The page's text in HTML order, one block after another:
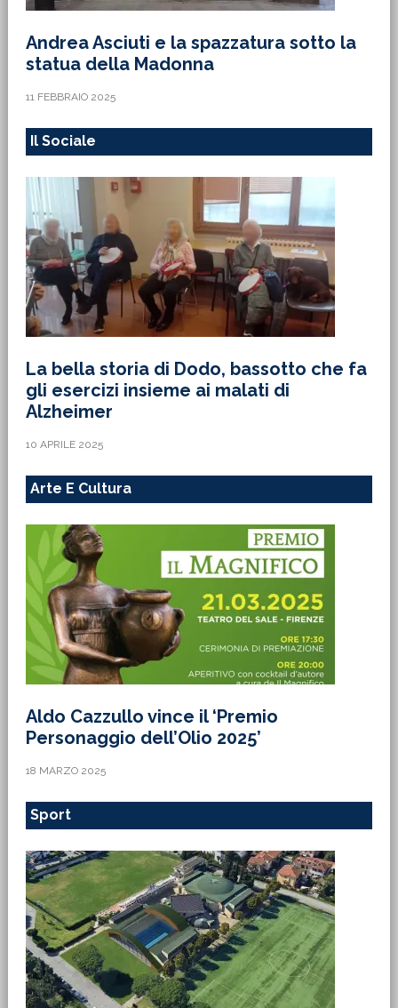
Andrea Asciuti e la spazzatura sotto la
statua della Madonna
11 FEBBRAIO 2025
Il Sociale
La bella storia di Dodo, bassotto che fa
gli esercizi insieme ai malati di
Alzheimer
10 APRILE 2025
Arte E Cultura
Aldo Cazzullo vince il ‘Premio
Personaggio dell’Olio 2025’
18 MARZO 2025
Sport